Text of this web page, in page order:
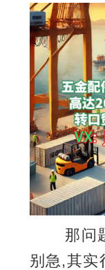
那问题
别急,其实